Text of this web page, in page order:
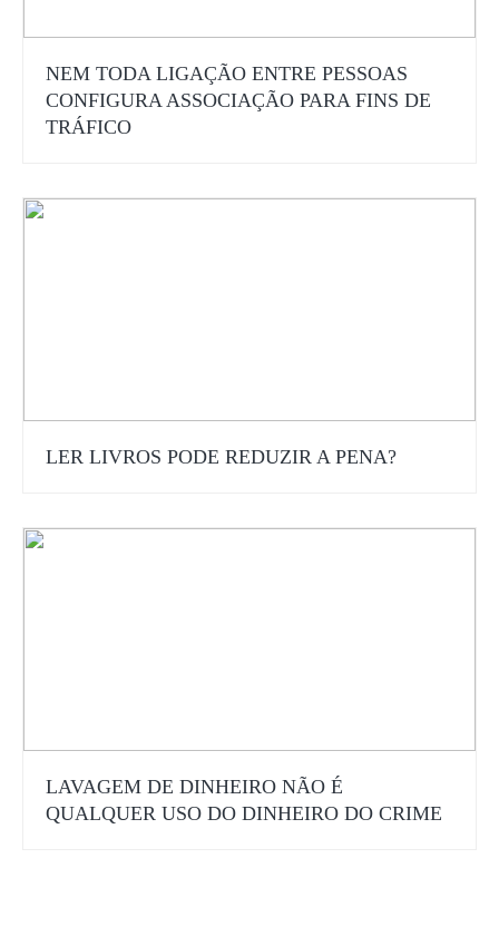
NEM TODA LIGAÇÃO ENTRE PESSOAS
CONFIGURA ASSOCIAÇÃO PARA FINS DE
TRÁFICO
LER LIVROS PODE REDUZIR A PENA?
LAVAGEM DE DINHEIRO NÃO É
QUALQUER USO DO DINHEIRO DO CRIME